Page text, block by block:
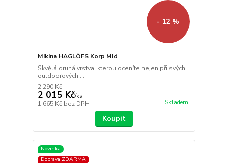
- 12 %
Mikina HAGLÖFS Korp Mid
Skvělá druhá vrstva, kterou oceníte nejen při svých
outdoorových ...
2 290 Kč
2 015 Kč/ks
1 665 Kč bez DPH Skladem
Koupit
Novinka
Doprava ZDARMA